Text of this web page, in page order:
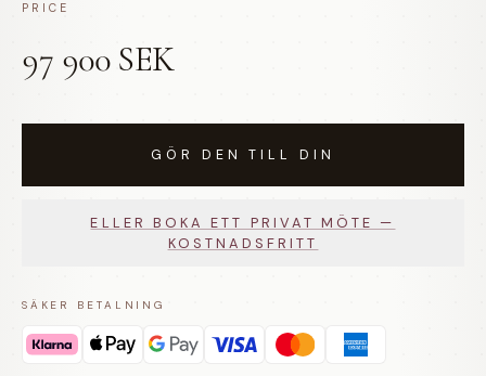
PRICE
97 900 SEK
GÖR DEN TILL DIN
ELLER BOKA ETT PRIVAT MÖTE —
KOSTNADSFRITT
SÄKER BETALNING